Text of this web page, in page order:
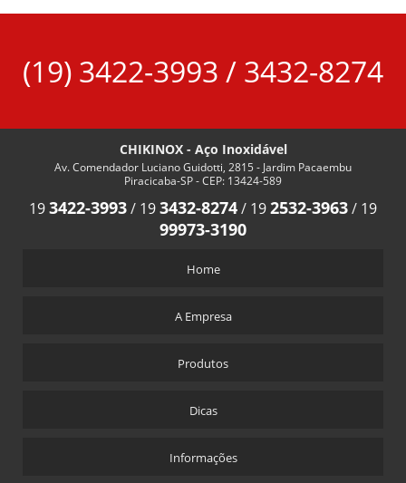
(19) 3422-3993 / 3432-8274
CHIKINOX - Aço Inoxidável
Av. Comendador Luciano Guidotti, 2815 - Jardim Pacaembu
Piracicaba-SP - CEP: 13424-589
193422-3993/ 193432-8274/ 192532-3963/ 19
99973-3190
Home
A Empresa
Produtos
Dicas
Informações